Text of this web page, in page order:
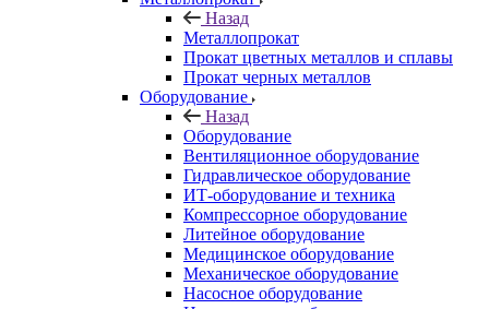
Назад
Металлопрокат
Прокат цветных металлов и сплавы
Прокат черных металлов
Оборудование
Назад
Оборудование
Вентиляционное оборудование
Гидравлическое оборудование
ИТ-оборудование и техника
Компрессорное оборудование
Литейное оборудование
Медицинское оборудование
Механическое оборудование
Насосное оборудование